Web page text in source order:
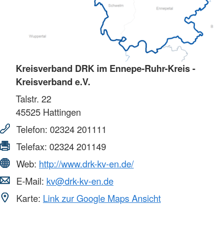
Kreisverband DRK im Ennepe-Ruhr-Kreis -
Kreisverband e.V.
Talstr. 22
45525 Hattingen
Telefon: 02324 201111
Telefax: 02324 201149
Web: http://www.drk-kv-en.de/
E-Mail: kv@drk-kv-en.de
Karte: Link zur Google Maps Ansicht